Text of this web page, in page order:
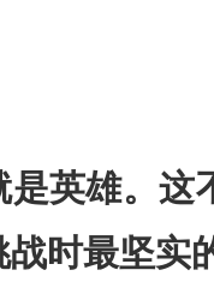
是英雄。这
时最坚实